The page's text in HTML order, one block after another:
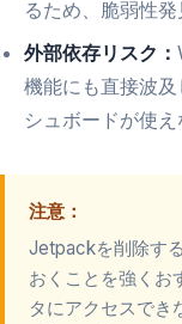
るため、脆弱性発
外部依存リスク：
機能にも直接波
シュボードが使え
注意：
Jetpackを削除す
おくことを強くお
タにアクセスでき